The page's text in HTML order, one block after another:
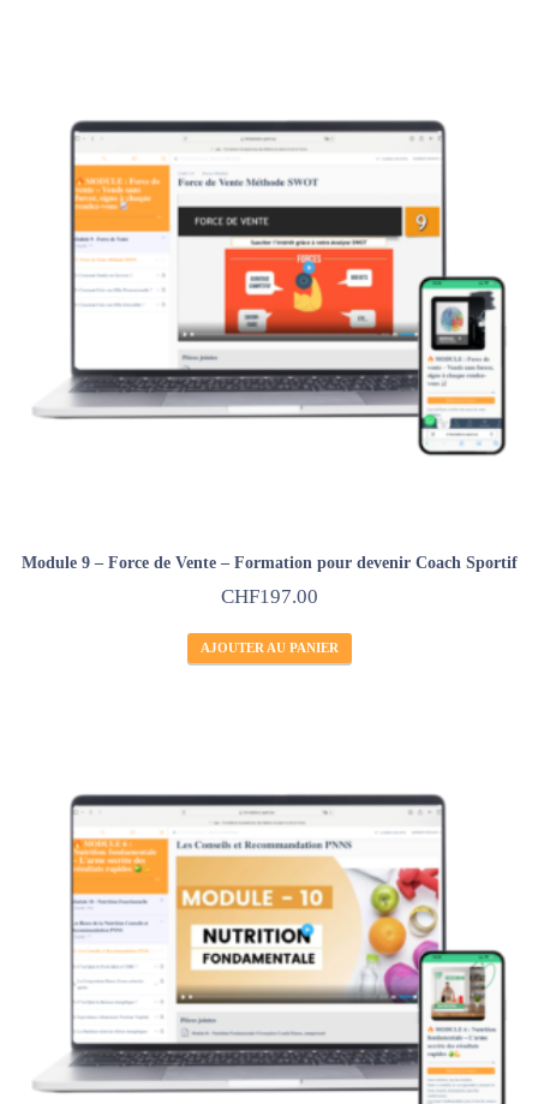
Module 9 – Force de Vente – Formation pour devenir Coach Sportif
CHF197.00
AJOUTER AU PANIER